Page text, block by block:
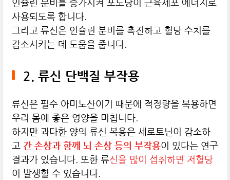
인슐린 분비를 증가시켜 포도당이 근육세포 에너지로
사용되도록 합니다.
그리고 류신은 인슐린 분비를 촉진하고 혈당 수치를
감소시키는 데 도움을 줍니다.
2. 류신 단백질 부작용
류신은 필수 아미노산이기 때문에 적정량을 복용하면
우리 몸에 좋은 영양을 미칩니다.
하지만 과다한 양의 류신 복용은 세로토닌이 감소하
고 간 손상과 함께 뇌 손상 등의 부작용이 있다는 연구
결과가 있습니다. 또한 류신을 많이 섭취하면 저혈당
이 발생할 수 있습니다.